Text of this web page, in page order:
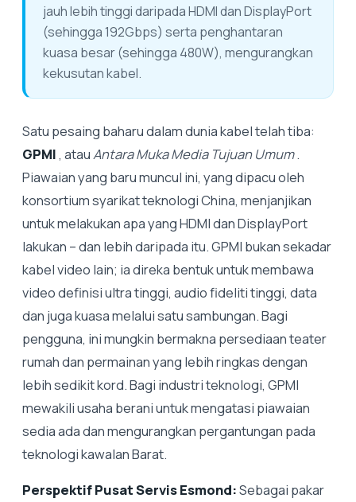
jauh lebih tinggi daripada HDMI dan DisplayPort
(sehingga 192Gbps) serta penghantaran
kuasa besar (sehingga 480W), mengurangkan
kekusutan kabel.
Satu pesaing baharu dalam dunia kabel telah tiba:
GPMI , atau Antara Muka Media Tujuan Umum.
Piawaian yang baru muncul ini, yang dipacu oleh
konsortium syarikat teknologi China, menjanjikan
untuk melakukan apa yang HDMI dan DisplayPort
lakukan – dan lebih daripada itu. GPMI bukan sekadar
kabel video lain; ia direka bentuk untuk membawa
video definisi ultra tinggi, audio fideliti tinggi, data
dan juga kuasa melalui satu sambungan. Bagi
pengguna, ini mungkin bermakna persediaan teater
rumah dan permainan yang lebih ringkas dengan
lebih sedikit kord. Bagi industri teknologi, GPMI
mewakili usaha berani untuk mengatasi piawaian
sedia ada dan mengurangkan pergantungan pada
teknologi kawalan Barat.
Perspektif Pusat Servis Esmond:Sebagai pakar